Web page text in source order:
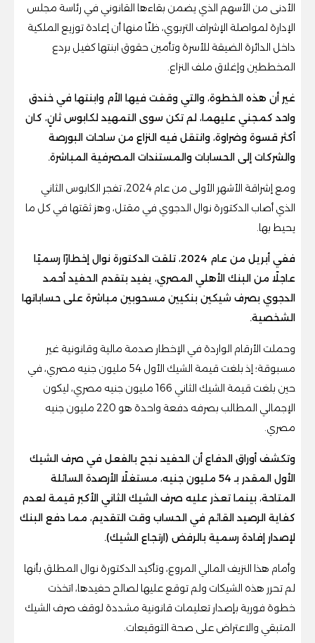
الأدنى من الأسهم الذي يضمن بقاءها القانوني في رئاسة مجلس
الإدارة لمواصلة الإشراف التربوي، ظنًا منها أن إعادة توزيع الملكية
داخل الدائرة الضيقة للأسرة وتأمين حقوق ابنتها كفيل بردع
المخططين وإغلاق ملف النزاع.
غير أن هذه الخطوة، والتي وقفت فيها الأم وابنتها في خندق
واحد كمجني عليهما، لم تكن سوى التمهيد لكابوس ثانٍ، كان
أكثر قسوة وضراوة، وانتقل فيه النزاع من ساحات البورصة
والشركات إلى الحسابات والمستندات المصرفية المباشرة.
ومع إشراقة الأشهر الأولى من عام 2024، تفجر الكابوس الثاني
الذي أصاب الدكتورة نوال الدجوي في مقتل، وهز ثقتها في كل ما
يحيط بها.
ففي أبريل من عام 2024، تلقت الدكتورة نوال إخطارًا رسميًا
عاجلًا من البنك الأهلي المصري، يفيد بتقدم الحفيد أحمد
الدجوي بصرف شيكين بنكيين مسحوبين مباشرة على حساباتها
الشخصية.
وحملت الأرقام الواردة في الإخطار صدمة مالية وقانونية غير
مسبوقة؛ إذ بلغت قيمة الشيك الأول 54 مليون جنيه مصري، في
حين بلغت قيمة الشيك الثاني 166 مليون جنيه مصري، ليكون
الإجمالي المطالب بصرفه دفعة واحدة هو 220 مليون جنيه
مصري.
وتكشف أوراق الدفاع أن الحفيد نجح بالفعل في صرف الشيك
الأول المقدر بـ 54 مليون جنيه، مستغلًا الأرصدة السائلة
المتاحة، بينما تعذر عليه صرف الشيك الثاني الأكبر قيمة لعدم
كفاية الرصيد القائم في الحساب وقت التقديم، مما دفع البنك
لإصدار إفادة رسمية بالرفض (ارتجاع الشيك).
وأمام هذا النزيف المالي المروع، وتأكيد الدكتورة نوال المطلق بأنها
لم تحرر هذه الشيكات ولم توقع عليها لصالح حفيدها، اتخذت
خطوة فورية بإصدار تعليمات قانونية مشددة لوقف صرف الشيك
المتبقي والاعتراض على صحة التوقيعات.